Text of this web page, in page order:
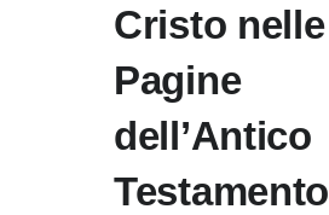
Cristo nelle
Pagine
dell’Antico
Testamento